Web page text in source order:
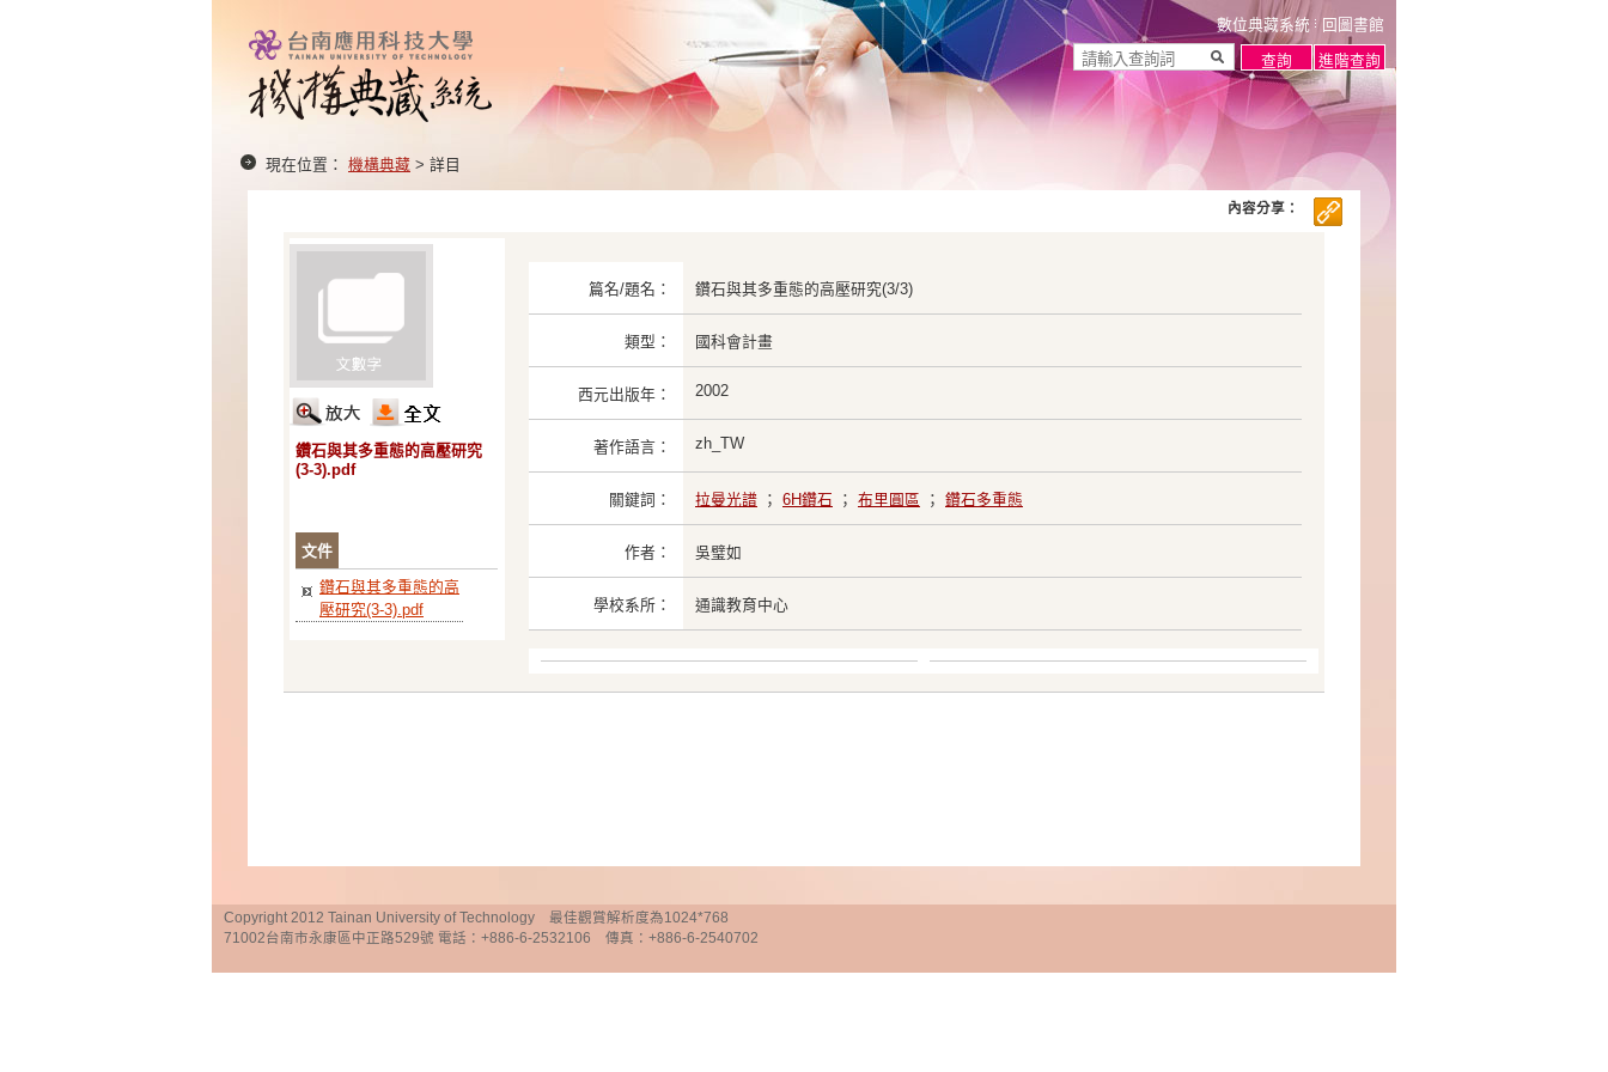
數位典藏系統 回圖書館
現在位置： 機構典藏 > 詳目
鑽石與其多重態的高壓研究
(3-3).pdf
文件
鑽石與其多重態的高
壓研究(3-3).pdf
篇名/題名： 鑽石與其多重態的高壓研究(3/3)
類型： 國科會計畫
西元出版年： 2002
著作語言： zh_TW
關鍵詞： 拉曼光譜 ； 6H鑽石 ； 布里圓區 ； 鑽石多重態
作者： 吳璧如
學校系所： 通識教育中心
內容分享：
Copyright 2012 Tainan University of Technology 最佳觀賞解析度為1024*768
71002台南市永康區中正路529號 電話：+886-6-2532106 傳真：+886-6-2540702